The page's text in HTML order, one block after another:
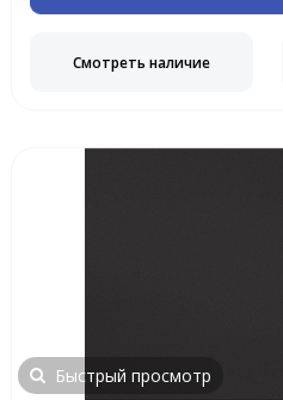
Смотреть наличие
Быстрый просмотр